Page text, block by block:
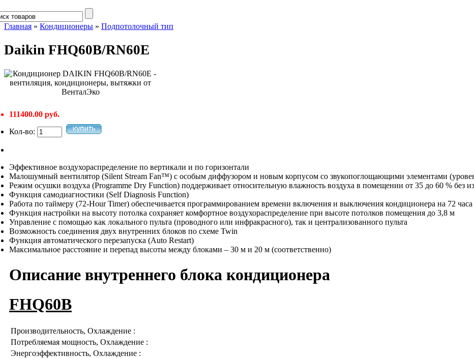
Главная » Кондиционеры » Подпотолочный тип
Daikin FHQ60B/RN60E
111400.00 руб.
Кол-во:
Эффективное воздухораспределение по вертикали и по горизонтали
Малошумный вентилятор (Silent Stream Fan™) с особым диффузором и новым корпусом со звукопоглощающими элементами
Режим осушки воздуха (Programme Dry Function) поддерживает относительную влажность воздуха в помещении от 35 до 60 % без
Функция самодиагностики (Self Diagnosis Function)
Работа по таймеру (72-Hour Timer) обеспечивается программированием времени включения и выключения кондиционера на 72 часа
Функция настройки на высоту потолка сохраняет комфортное воздухораспределение при высоте потолков помещения до 3,8 м
Управление с помощью как локального пульта (проводного или инфракрасного), так и централизованного пульта
Возможность соединения двух внутренних блоков по схеме Twin
Функция автоматического перезапуска (Auto Restart)
Максимальное расстояние и перепад высоты между блоками – 30 м и 20 м (соответственно)
Описание внутреннего блока кондиционера
FHQ60B
Производительность, Охлаждение :
Потребляемая мощность, Охлаждение :
Энергоэффективность, Охлаждение :